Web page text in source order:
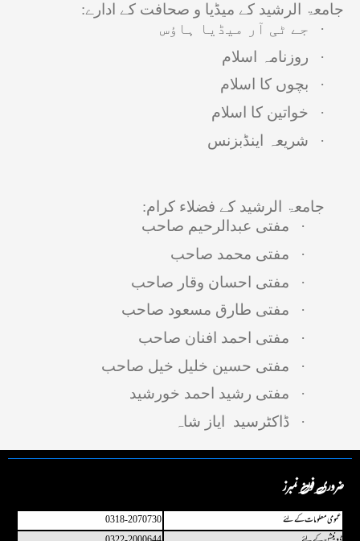
جامعۃ الرشید کے میڈیا و صحافت کے ادارے:
·
جے ٹی آر میڈیا ہاؤس
·
روزنامہ اسلام
·
بچوں کا اسلام
·
خواتین کا اسلام
·
شریعہ اینڈبزنس
جامعۃ الرشید کے فضلاء کرام:
·
مفتی عبدالرحیم صاحب
·
مفتی محمد صاحب
·
مفتی احسان وقار صاحب
·
مفتی طارق مسعود صاحب
·
مفتی احمد افنان صاحب
·
مفتی حسین خلیل خیل صاحب
·
مفتی رشید احمد خورشید
·
ڈاکٹرسید ایاز شاہ
ضروری فون نمبرز
عمو می معلومات کے لئے
0318-2070730